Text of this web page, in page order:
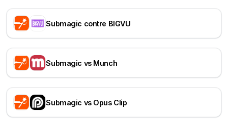
Submagic contre BIGVU
Submagic vs Munch
Submagic vs Opus Clip